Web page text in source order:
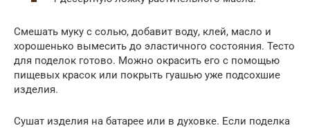
Смешать муку с солью, добавит воду, клей, масло и
хорошенько вымесить до эластичного состояния. Тесто
для поделок готово. Можно окрасить его с помощью
пищевых красок или покрыть гуашью уже подсохшие
изделия.
Сушат изделия на батарее или в духовке. Если поделка